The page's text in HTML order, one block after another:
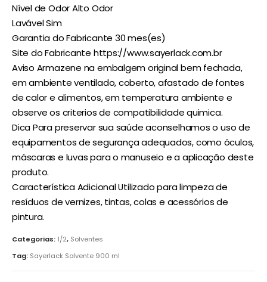
Nível de Odor Alto Odor
Lavável Sim
Garantia do Fabricante 30 mes(es)
Site do Fabricante https://www.sayerlack.com.br
Aviso Armazene na embalgem original bem fechada,
em ambiente ventilado, coberto, afastado de fontes
de calor e alimentos, em temperatura ambiente e
observe os criterios de compatibilidade quimica.
Dica Para preservar sua saúde aconselhamos o uso de
equipamentos de segurança adequados, como óculos,
máscaras e luvas para o manuseio e a aplicação deste
produto.
Característica Adicional Utilizado para limpeza de
resíduos de vernizes, tintas, colas e acessórios de
pintura.
Categorias: 1/2, Solventes
Tag: Sayerlack Solvente 900 ml